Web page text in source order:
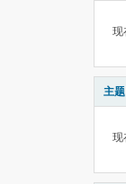
现
主题
现